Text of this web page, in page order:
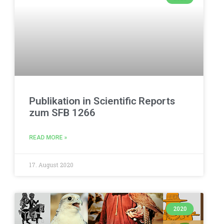
Publikation in Scientific Reports
zum SFB 1266
READ MORE »
17. August 2020
2020